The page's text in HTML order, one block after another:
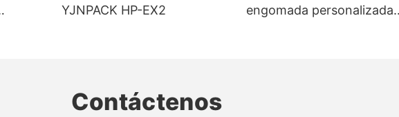
YJNPACK HP-EX2
engomada personalizada
Contáctenos